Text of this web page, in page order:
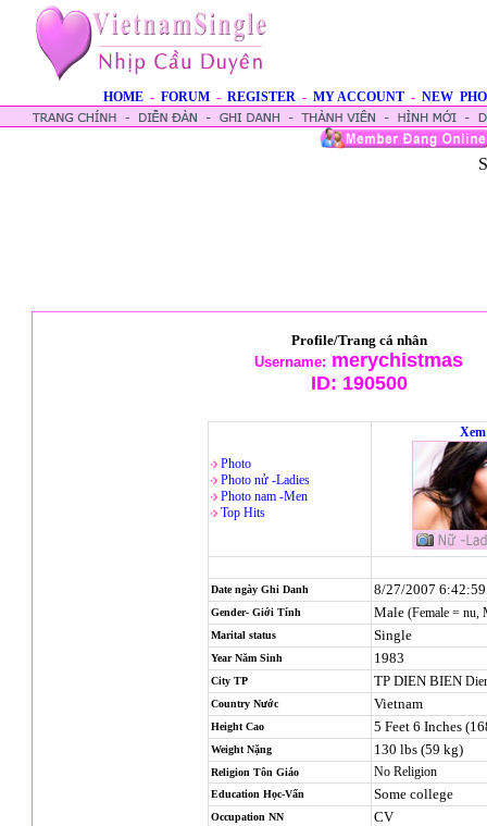
HOME - FORUM - REGISTER - MY ACCOUNT - NEW
Profile/Trang cá nhân
Username: merychistmas
ID: 190500
Photo
Photo nử -Ladies
Photo nam -Men
Top Hits
Date ngày Ghi Danh 8/27/2007
Gender- Giới Tính Male (Female = nu,
Marital status Single
Year Năm Sinh 1983
City TP TP DIEN BIEN
Country Nước Vietnam
Height Cao 5 Feet 6 Inches
Weight Nặng 130 lbs (59 kg)
Religion Tôn Giáo No Religion
Education Học-Vấn Some college
Occupation NN CV